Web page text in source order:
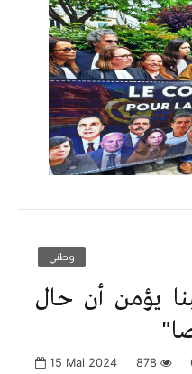
وطني
يؤمن أن حال
15 Mai 2024 878